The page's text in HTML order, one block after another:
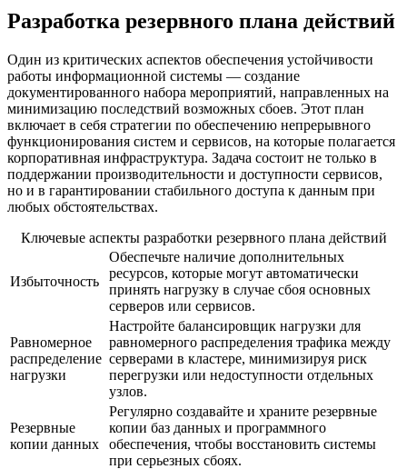
Разработка резервного плана действий
Один из критических аспектов обеспечения устойчивости
работы информационной системы — создание
документированного набора мероприятий, направленных на
минимизацию последствий возможных сбоев. Этот план
включает в себя стратегии по обеспечению непрерывного
функционирования систем и сервисов, на которые полагается
корпоративная инфраструктура. Задача состоит не только в
поддержании производительности и доступности сервисов,
но и в гарантировании стабильного доступа к данным при
любых обстоятельствах.
Ключевые аспекты разработки резервного плана действий
Избыточность
Обеспечьте наличие дополнительных
ресурсов, которые могут автоматически
принять нагрузку в случае сбоя основных
серверов или сервисов.
Равномерное
распределение
нагрузки
Настройте балансировщик нагрузки для
равномерного распределения трафика между
серверами в кластере, минимизируя риск
перегрузки или недоступности отдельных
узлов.
Резервные
копии данных
Регулярно создавайте и храните резервные
копии баз данных и программного
обеспечения, чтобы восстановить системы
при серьезных сбоях.